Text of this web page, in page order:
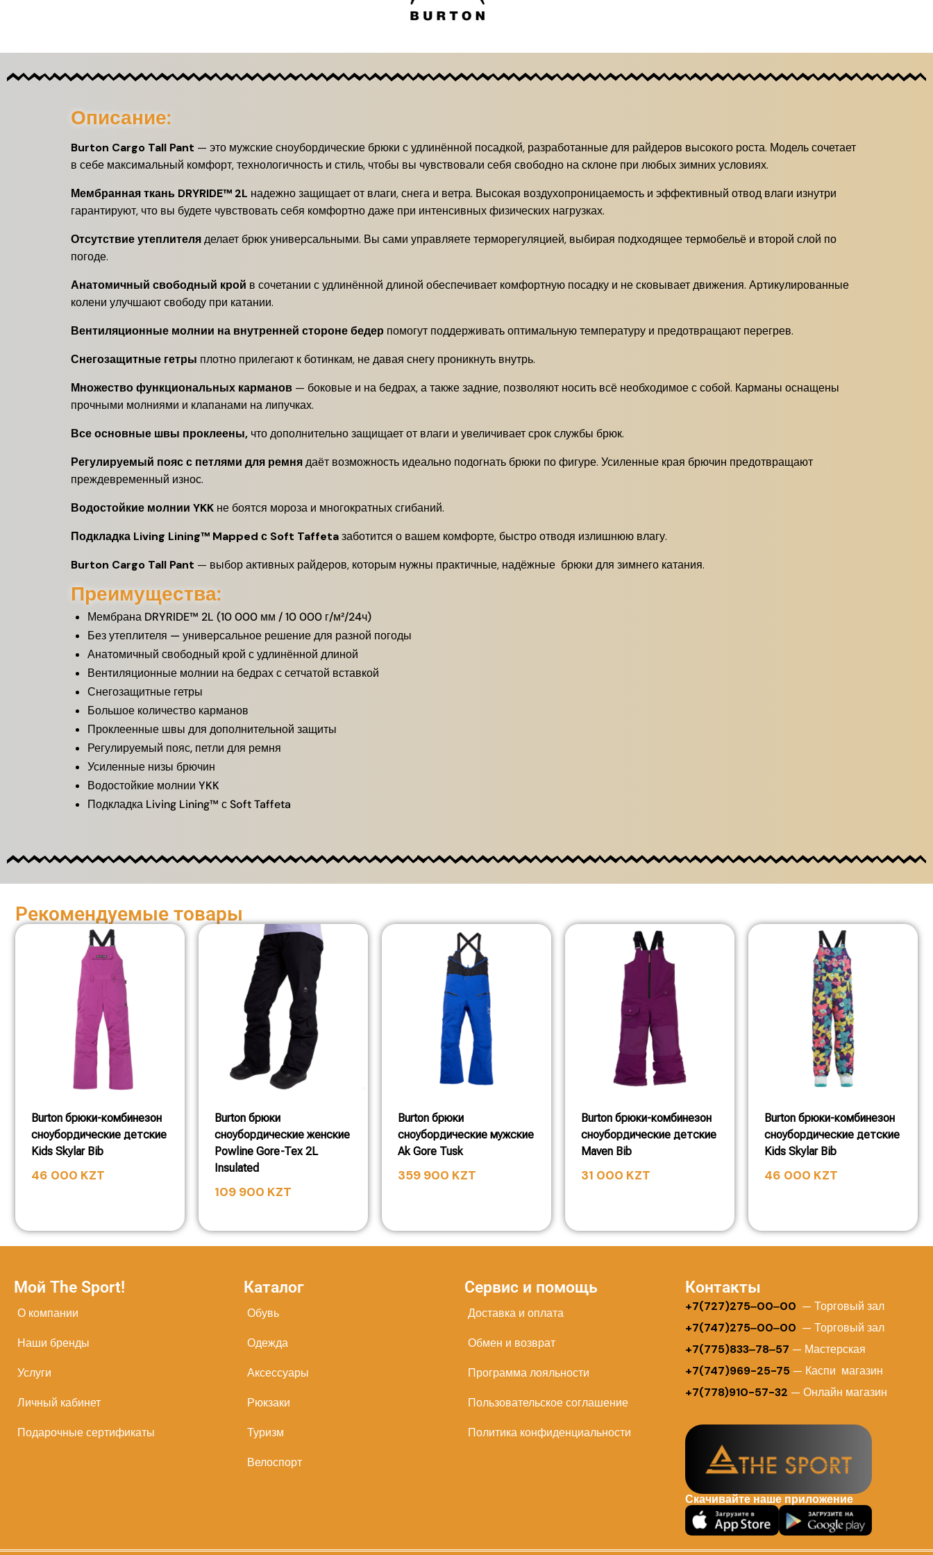
Описание:
Burton Cargo Tall Pant — это мужские сноубордические брюки с удлинённой посадкой, разработанные для райдеров высокого роста. Модель сочетает
в себе максимальный комфорт, технологичность и стиль, чтобы вы чувствовали себя свободно на склоне при любых зимних условиях.
Мембранная ткань DRYRIDE™ 2L надежно защищает от влаги, снега и ветра. Высокая воздухопроницаемость и эффективный отвод влаги изнутри
гарантируют, что вы будете чувствовать себя комфортно даже при интенсивных физических нагрузках.
Отсутствие утеплителяделает брюк универсальными. Вы сами управляете терморегуляцией, выбирая подходящее термобельё и второй слой по
погоде.
Анатомичный свободный крой в сочетании с удлинённой длиной обеспечивает комфортную посадку и не сковывает движения. Артикулированные
колени улучшают свободу при катании.
Вентиляционные молнии на внутренней стороне бедер помогут поддерживать оптимальную температуру и предотвращают перегрев.
Снегозащитные гетры плотно прилегают к ботинкам, не давая снегу проникнуть внутрь.
Множество функциональных карманов — боковые и на бедрах, а также задние, позволяют носить всё необходимое с собой. Карманы оснащены
прочными молниями и клапанами на липучках.
Все основные швы проклеены, что дополнительно защищает от влаги и увеличивает срок службы брюк.
Регулируемый пояс с петлями для ремнядаёт возможность идеально подогнать брюки по фигуре. Усиленные края брючин предотвращают
преждевременный износ.
Водостойкие молнии YKK не боятся мороза и многократных сгибаний.
Подкладка Living Lining™ Mapped с Soft Taffetaзаботится о вашем комфорте, быстро отводя излишнюю влагу.
Burton Cargo Tall Pant — выбор активных райдеров, которым нужны практичные, надёжные брюки для зимнего катания.
Преимущества:
Мембрана DRYRIDE™ 2L (10 000 мм / 10 000 г/м²/24ч)
Без утеплителя — универсальное решение для разной погоды
Анатомичный свободный крой с удлинённой длиной
Вентиляционные молнии на бедрах с сетчатой вставкой
Снегозащитные гетры
Большое количество карманов
Проклеенные швы для дополнительной защиты
Регулируемый пояс, петли для ремня
Усиленные низы брючин
Водостойкие молнии YKK
Подкладка Living Lining™ с Soft Taffeta
Рекомендуемые товары
Burton брюки-комбинезон
сноубордические детские
Kids Skylar Bib
46 000 KZT
Burton брюки
сноубордические женские
Powline Gore-Tex 2L
Insulated
109 900 KZT
Burton брюки
сноубордические мужские
Ak Gore Tusk
359 900 KZT
Burton брюки-комбинезон
сноубордические детские
Maven Bib
31 000 KZT
Burton брюки-комбинезон
сноубордические детские
Kids Skylar Bib
46 000 KZT
Мой The Sport!
О компании
Наши бренды
Услуги
Личный кабинет
Подарочные сертификаты
Каталог
Обувь
Одежда
Аксессуары
Рюкзаки
Туризм
Велоспорт
Сервис и помощь
Доставка и оплата
Обмен и возврат
Программа лояльности
Пользовательское соглашение
Политика конфиденциальности
Контакты
+7(727)275‒00‒00 — Торговый зал
+7(747)275‒00‒00 — Торговый зал
+7(775)833‒78‒57 — Мастерская
+7(747)969-25-75— Каспи магазин
+7(778)910-57-32 — Онлайн магазин
Скачивайте наше приложение